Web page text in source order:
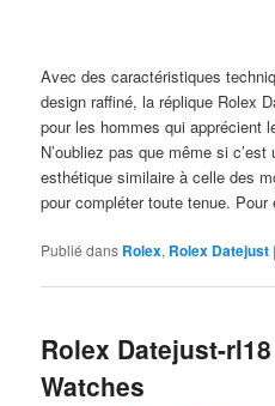
Avec des caractéristiques
design raffiné, la réplique Rolex
pour les hommes qui apprécient
N’oubliez pas que même si
esthétique similaire à celle des
pour compléter toute tenue.
Publié dans Rolex, Rolex Datejust |
Rolex Datejust-
Watches